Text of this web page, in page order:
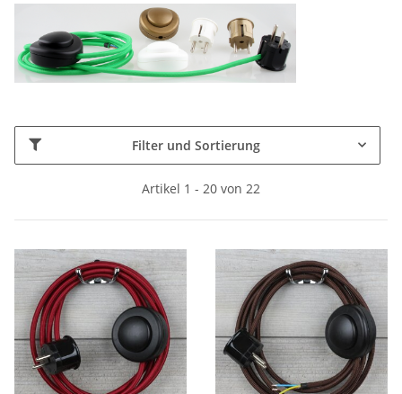
Filter und Sortierung
Artikel 1 - 20 von 22